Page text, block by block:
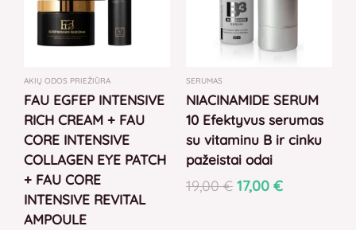
AKIŲ ODOS PRIEŽIŪRA
FAU EGFEP INTENSIVE
RICH CREAM + FAU
CORE INTENSIVE
COLLAGEN EYE PATCH
+ FAU CORE
INTENSIVE REVITAL
AMPOULE
SERUMAS
NIACINAMIDE SERUM
10 Efektyvus serumas
su vitaminu B ir cinku
pažeistai odai
19,00€ 17,00 €